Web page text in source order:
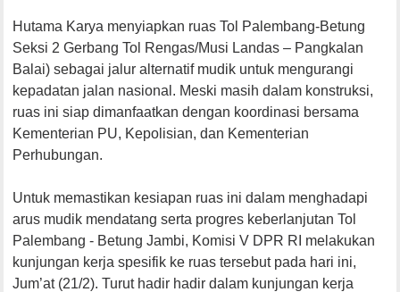
Hutama Karya menyiapkan ruas Tol Palembang-Betung
Seksi 2 Gerbang Tol Rengas/Musi Landas – Pangkalan
Balai) sebagai jalur alternatif mudik untuk mengurangi
kepadatan jalan nasional. Meski masih dalam konstruksi,
ruas ini siap dimanfaatkan dengan koordinasi bersama
Kementerian PU, Kepolisian, dan Kementerian
Perhubungan.
Untuk memastikan kesiapan ruas ini dalam menghadapi
arus mudik mendatang serta progres keberlanjutan Tol
Palembang - Betung Jambi, Komisi V DPR RI melakukan
kunjungan kerja spesifik ke ruas tersebut pada hari ini,
Jum’at (21/2). Turut hadir hadir dalam kunjungan kerja